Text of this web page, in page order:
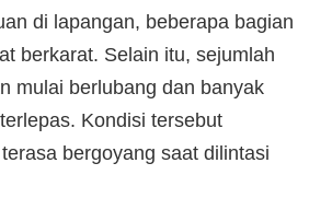
di lapangan, beberapa bagian
berkarat. Selain itu, sejumlah
mulai berlubang dan banyak
Kondisi tersebut
bergoyang saat dilintasi